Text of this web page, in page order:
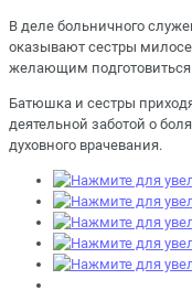
В деле больничного
оказывают сестры
желающим
Батюшка и сестры
деятельной заботой о
духовного врачевания.